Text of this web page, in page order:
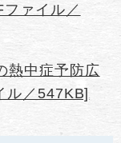
ァイル／
熱中症予防広
ル／547KB]